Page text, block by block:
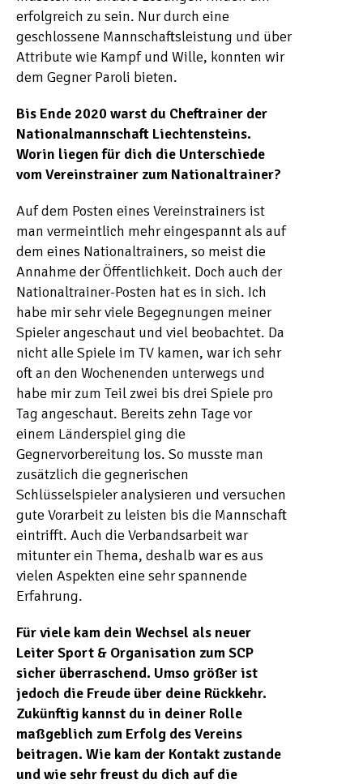
erfolgreich zu sein. Nur durch eine
geschlossene Mannschaftsleistung und über
Attribute wie Kampf und Wille, konnten wir
dem Gegner Paroli bieten.
Bis Ende 2020 warst du Cheftrainer der
Nationalmannschaft Liechtensteins.
Worin liegen für dich die Unterschiede
vom Vereinstrainer zum Nationaltrainer?
Auf dem Posten eines Vereinstrainers ist
man vermeintlich mehr eingespannt als auf
dem eines Nationaltrainers, so meist die
Annahme der Öffentlichkeit. Doch auch der
Nationaltrainer-Posten hat es in sich. Ich
habe mir sehr viele Begegnungen meiner
Spieler angeschaut und viel beobachtet. Da
nicht alle Spiele im TV kamen, war ich sehr
oft an den Wochenenden unterwegs und
habe mir zum Teil zwei bis drei Spiele pro
Tag angeschaut. Bereits zehn Tage vor
einem Länderspiel ging die
Gegnervorbereitung los. So musste man
zusätzlich die gegnerischen
Schlüsselspieler analysieren und versuchen
gute Vorarbeit zu leisten bis die Mannschaft
eintrifft. Auch die Verbandsarbeit war
mitunter ein Thema, deshalb war es aus
vielen Aspekten eine sehr spannende
Erfahrung.
Für viele kam dein Wechsel als neuer
Leiter Sport & Organisation zum SCP
sicher überraschend. Umso größer ist
jedoch die Freude über deine Rückkehr.
Zukünftig kannst du in deiner Rolle
maßgeblich zum Erfolg des Vereins
beitragen. Wie kam der Kontakt zustande
und wie sehr freust du dich auf die